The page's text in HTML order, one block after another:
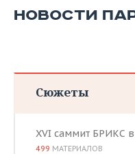
НОВОСТИ
Сюжеты
XVI саммит БРИКС
499 МАТЕРИАЛОВ